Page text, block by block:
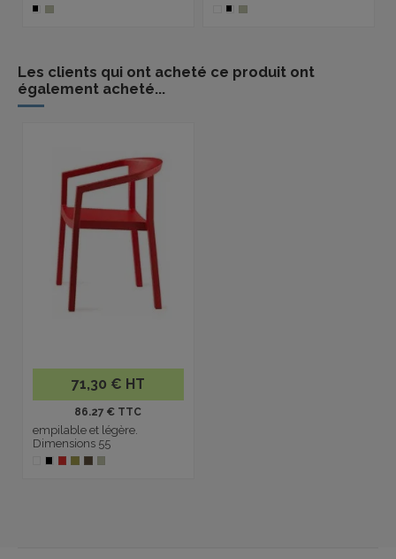
Les clients qui ont acheté ce produit ont
également acheté...
71,30 € HT
86.27 € TTC
empilable et légère.
Dimensions 55